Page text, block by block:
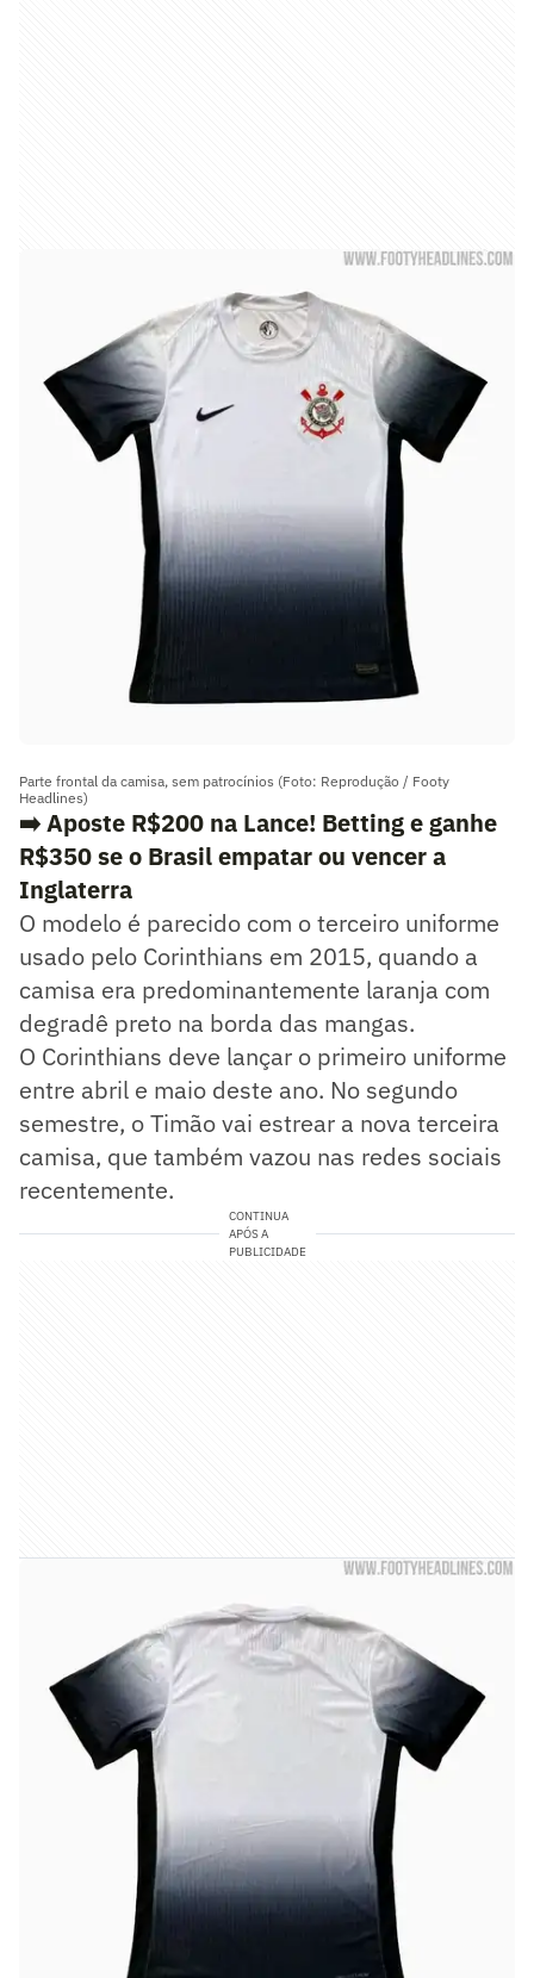
Parte frontal da camisa, sem patrocínios (Foto: Reprodução / Footy
Headlines)
➡️ Aposte R$200 na Lance! Betting e ganhe
R$350 se o Brasil empatar ou vencer a
Inglaterra
O modelo é parecido com o terceiro uniforme
usado pelo Corinthians em 2015, quando a
camisa era predominantemente laranja com
degradê preto na borda das mangas.
O Corinthians deve lançar o primeiro uniforme
entre abril e maio deste ano. No segundo
semestre, o Timão vai estrear a nova terceira
camisa, que também vazou nas redes sociais
recentemente.
CONTINUA
APÓS A
PUBLICIDADE